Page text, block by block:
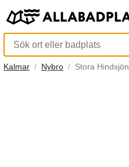
Kalmar Nybro Stora Hindsjön